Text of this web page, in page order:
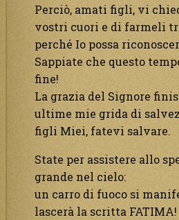
Perciò, amati figli, vi
vostri cuori e di farmeli
perché Io possa
Sappiate che questo
fine!
La grazia del Signore
ultime mie grida di
figli Miei, fatevi salvare.
State per assistere allo
grande nel cielo:
un carro di fuoco si
lascerà la scritta FATIMA!